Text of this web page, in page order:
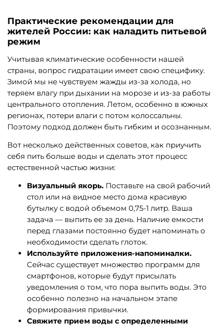
Практические рекомендации для
жителей России: как наладить питьевой
режим
Учитывая климатические особенности нашей
страны, вопрос гидратации имеет свою специфику.
Зимой мы не чувствуем жажды из-за холода, но
теряем влагу при дыхании на морозе и из-за работы
центрального отопления. Летом, особенно в южных
регионах, потери влаги с потом колоссальны.
Поэтому подход должен быть гибким и осознанным.
Вот несколько действенных советов, как приучить
себя пить больше воды и сделать этот процесс
естественной частью жизни:
Визуальный якорь. Поставьте на свой рабочий
стол или на видное место дома красивую
бутылку с водой объемом 0,75-1 литр. Ваша
задача — выпить ее за день. Наличие емкости
перед глазами постоянно будет напоминать о
необходимости сделать глоток.
Используйте приложения-напоминалки.
Сейчас существует множество программ для
смартфонов, которые будут присылать
уведомления о том, что пора выпить воды. Это
особенно полезно на начальном этапе
формирования привычки.
Свяжите прием воды с определенными